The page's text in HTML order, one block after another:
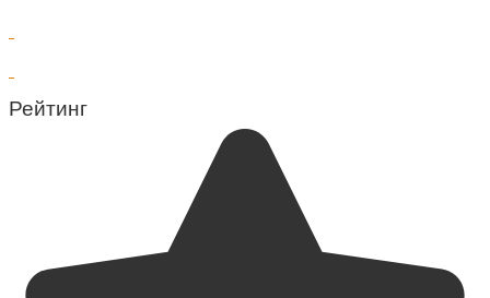
Рейтинг